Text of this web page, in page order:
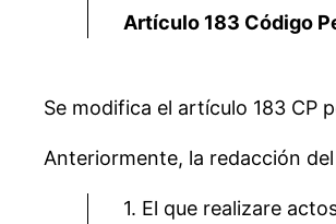
Artículo 183 Código
Se modifica el artículo 183 CP
Anteriormente, la redacción
1. El que realizare